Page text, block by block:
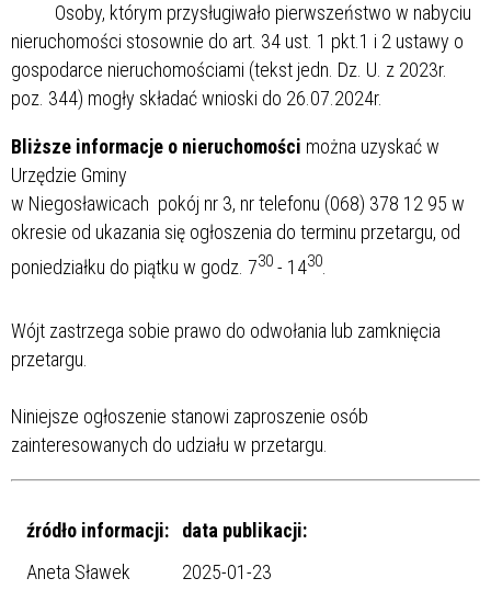
Osoby, którym przysługiwało pierwszeństwo w nabyciu
nieruchomości stosownie do art. 34 ust. 1 pkt.1 i 2 ustawy o
gospodarce nieruchomościami (tekst jedn. Dz. U. z 2023r.
poz. 344) mogły składać wnioski do 26.07.2024r.
Bliższe informacje o nieruchomości można uzyskać w
Urzędzie Gminy
w Niegosławicach pokój nr 3, nr telefonu (068) 378 12 95 w
okresie od ukazania się ogłoszenia do terminu przetargu, od
poniedziałku do piątku w godz. 730 - 1430.
Wójt zastrzega sobie prawo do odwołania lub zamknięcia
przetargu.
Niniejsze ogłoszenie stanowi zaproszenie osób
zainteresowanych do udziału w przetargu.
źródło informacji:
data publikacji:
Aneta Sławek
2025-01-23